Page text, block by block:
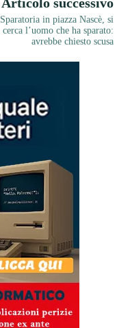
Sparatoria in piazza Nascè, si
cerca l’uomo che ha sparato:
avrebbe chiesto scusa